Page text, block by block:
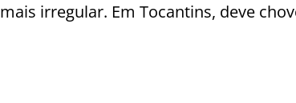
irregular. Em Tocantins, deve